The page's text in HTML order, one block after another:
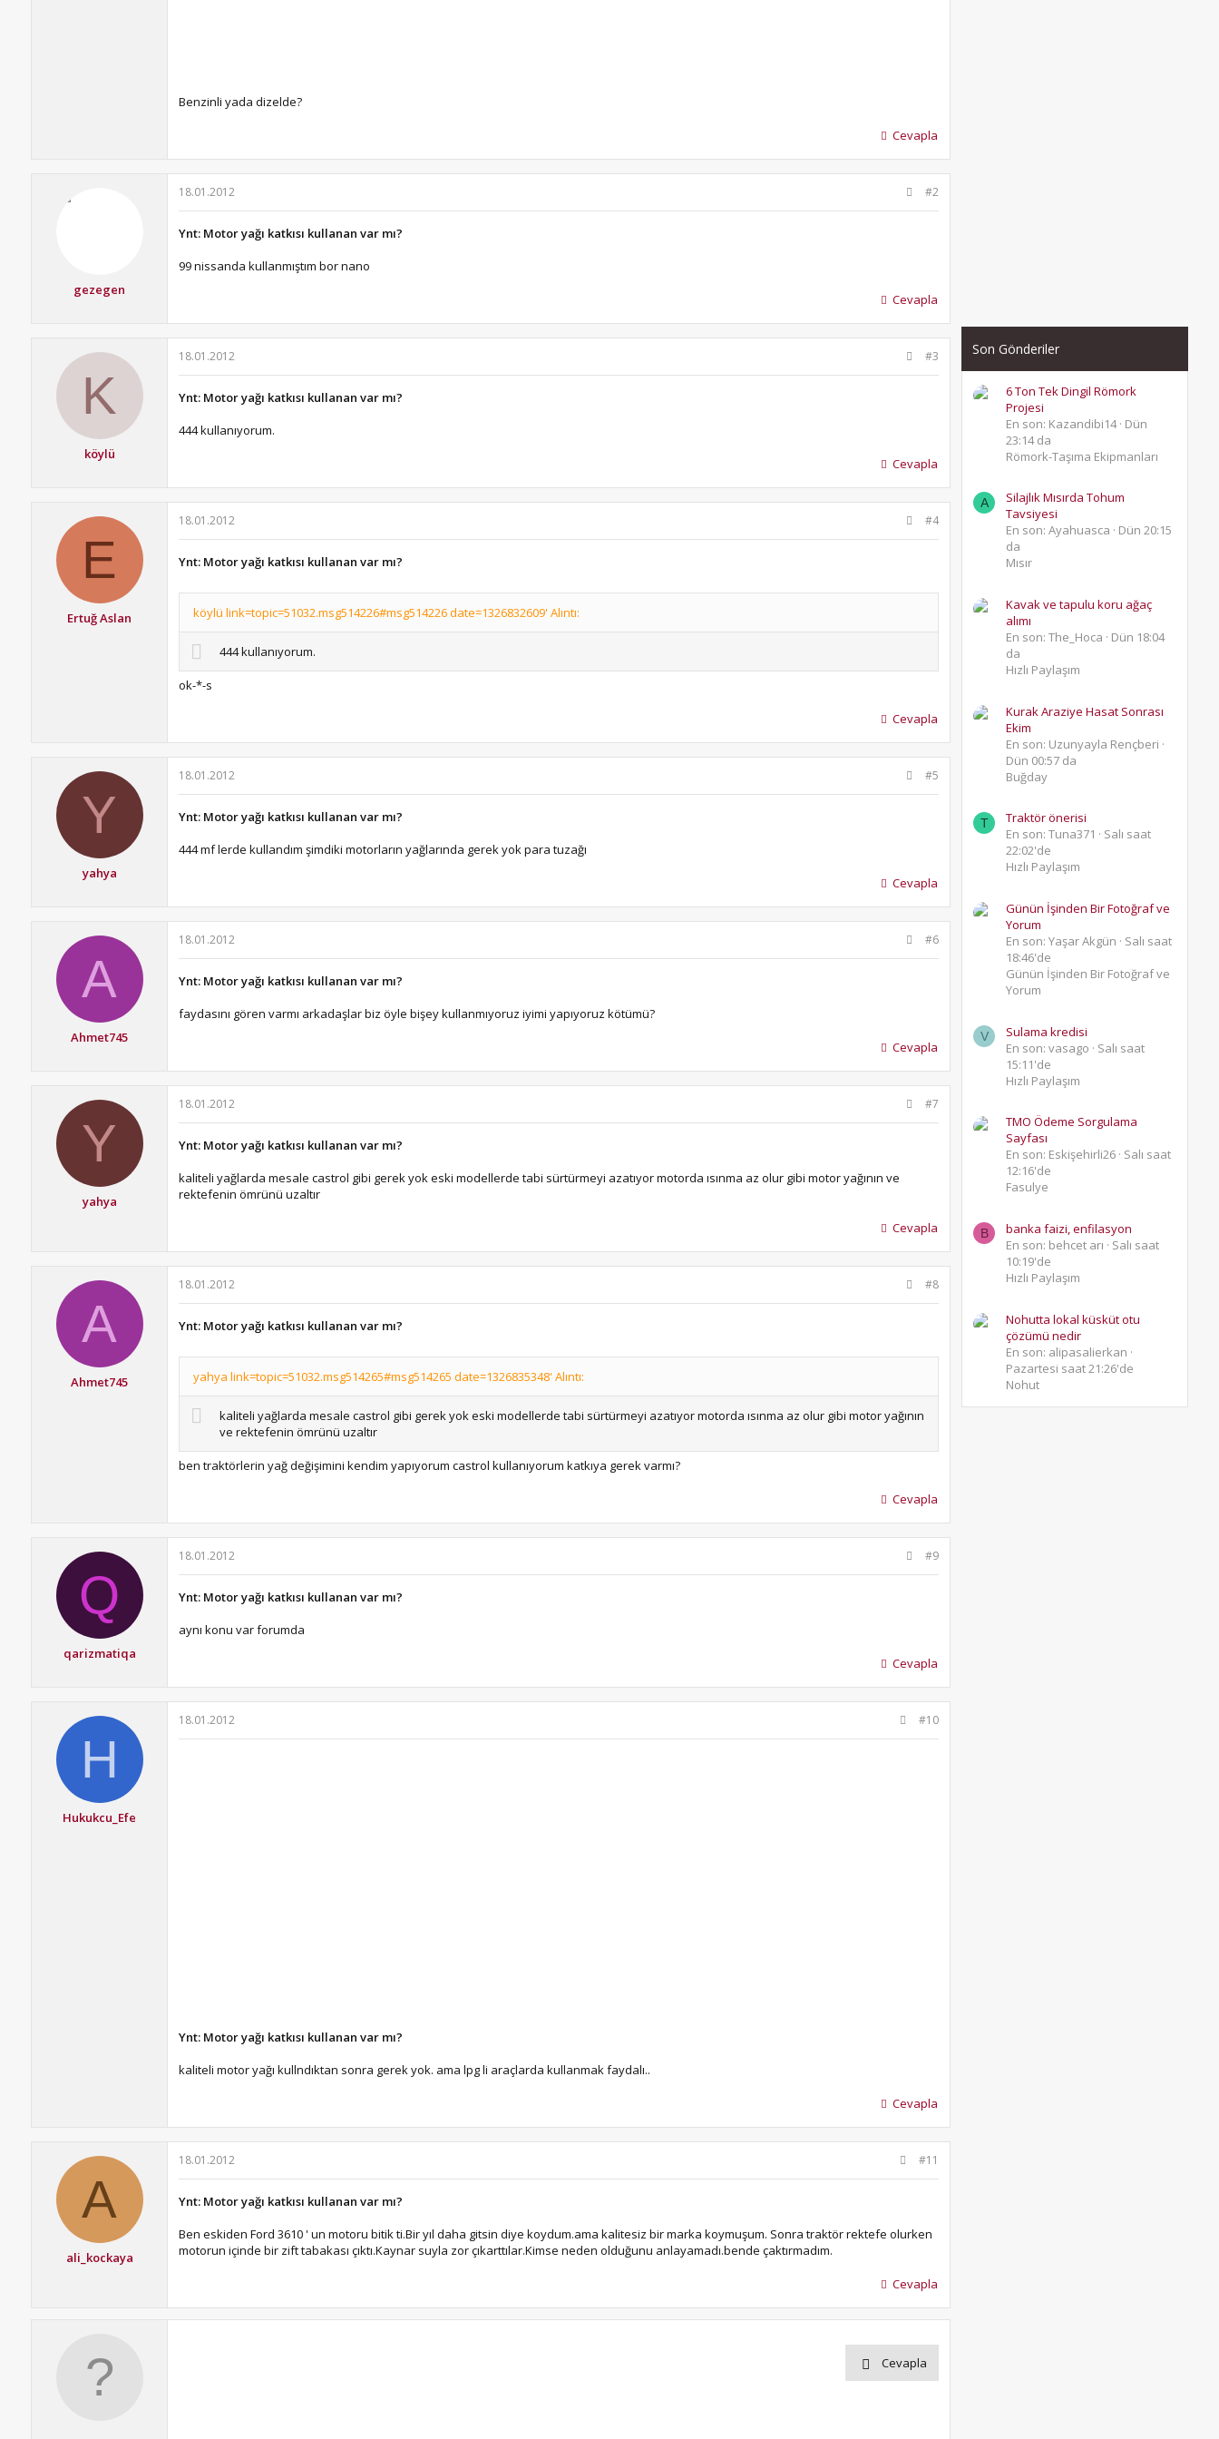
Benzinli yada dizelde?
Cevapla
gezegen
18.01.2012 #2
Ynt: Motor yağı katkısı kullanan var mı?
99 nissanda kullanmıştım bor nano
Cevapla
K
köylü
18.01.2012 #3
Ynt: Motor yağı katkısı kullanan var mı?
444 kullanıyorum.
Cevapla
E
Ertuğ Aslan
18.01.2012 #4
Ynt: Motor yağı katkısı kullanan var mı?
köylü link=topic=51032.msg514226#msg514226 date=1326832609' Alıntı:
444 kullanıyorum.
ok-*-s
Cevapla
Y
yahya
18.01.2012 #5
Ynt: Motor yağı katkısı kullanan var mı?
444 mf lerde kullandım şimdiki motorların yağlarında gerek yok para tuzağı
Cevapla
A
Ahmet745
18.01.2012 #6
Ynt: Motor yağı katkısı kullanan var mı?
faydasını gören varmı arkadaşlar biz öyle bişey kullanmıyoruz iyimi yapıyoruz kötümü?
Cevapla
Y
yahya
18.01.2012 #7
Ynt: Motor yağı katkısı kullanan var mı?
kaliteli yağlarda mesale castrol gibi gerek yok eski modellerde tabi sürtürmeyi azatıyor motorda ısınma az olur gibi motor yağının ve
rektefenin ömrünü uzaltır
Cevapla
A
Ahmet745
18.01.2012 #8
Ynt: Motor yağı katkısı kullanan var mı?
yahya link=topic=51032.msg514265#msg514265 date=1326835348' Alıntı:
kaliteli yağlarda mesale castrol gibi gerek yok eski modellerde tabi sürtürmeyi azatıyor motorda ısınma az olur gibi motor yağının
ve rektefenin ömrünü uzaltır
ben traktörlerin yağ değişimini kendim yapıyorum castrol kullanıyorum katkıya gerek varmı?
Cevapla
Q
qarizmatiqa
18.01.2012 #9
Ynt: Motor yağı katkısı kullanan var mı?
aynı konu var forumda
Cevapla
H
Hukukcu_Efe
18.01.2012 #10
Ynt: Motor yağı katkısı kullanan var mı?
kaliteli motor yağı kullndıktan sonra gerek yok. ama lpg li araçlarda kullanmak faydalı..
Cevapla
A
ali_kockaya
18.01.2012 #11
Ynt: Motor yağı katkısı kullanan var mı?
Ben eskiden Ford 3610 ' un motoru bitik ti.Bir yıl daha gitsin diye koydum.ama kalitesiz bir marka koymuşum. Sonra traktör rektefe olurken
motorun içinde bir zift tabakası çıktı.Kaynar suyla zor çıkarttılar.Kimse neden olduğunu anlayamadı.bende çaktırmadım.
Cevapla
Cevapla
Son Gönderiler
6 Ton Tek Dingil Römork
Projesi
En son: Kazandibi14 Dün
23:14 da
Römork-Taşıma Ekipmanları
A
Silajlık Mısırda Tohum
Tavsiyesi
En son: Ayahuasca
Dün 20:15
da
Mısır
Kavak ve tapulu koru ağaç
alımı
En son: The_Hoca
Dün 18:04
da
Hızlı Paylaşım
Kurak Araziye Hasat Sonrası
Ekim
En son: Uzunyayla Rençberi
Dün 00:57 da
Buğday
T
Traktör önerisi
En son: Tuna371
Salı saat
22:02'de
Hızlı Paylaşım
Günün İşinden Bir Fotoğraf ve
Yorum
En son: Yaşar Akgün
Salı saat
18:46'de
Günün İşinden Bir Fotoğraf ve
Yorum
V
Sulama kredisi
En son: vasago
Salı saat
15:11'de
Hızlı Paylaşım
TMO Ödeme Sorgulama
Sayfası
En son: Eskişehirli26 Salı saat
12:16'de
Fasulye
B
banka faizi, enfilasyon
En son: behcet arı
Salı saat
10:19'de
Hızlı Paylaşım
Nohutta lokal küsküt otu
çözümü nedir
En son: alipasalierkan
Pazartesi saat 21:26'de
Nohut